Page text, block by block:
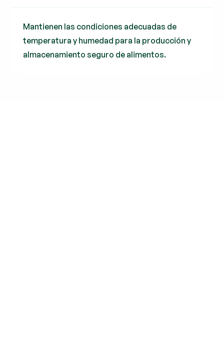
Mantienen las condiciones adecuadas de
temperatura y humedad para la producción y
almacenamiento seguro de alimentos.